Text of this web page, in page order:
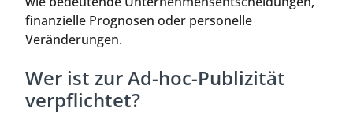
finanzielle Prognosen oder personelle
Veränderungen.
Wer ist zur Ad-hoc-Publizität
verpflichtet?